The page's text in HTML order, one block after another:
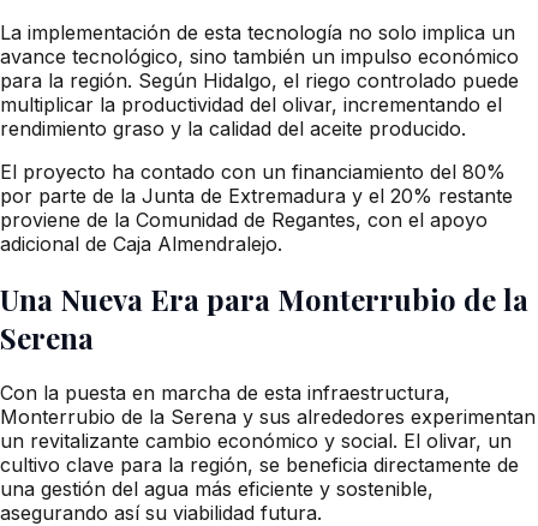
La implementación de esta tecnología no solo implica un
avance tecnológico, sino también un impulso económico
para la región. Según Hidalgo, el riego controlado puede
multiplicar la productividad del olivar, incrementando el
rendimiento graso y la calidad del aceite producido.
El proyecto ha contado con un financiamiento del 80%
por parte de la Junta de Extremadura y el 20% restante
proviene de la Comunidad de Regantes, con el apoyo
adicional de Caja Almendralejo.
Una Nueva Era para Monterrubio de la
Serena
Con la puesta en marcha de esta infraestructura,
Monterrubio de la Serena y sus alrededores experimentan
un revitalizante cambio económico y social. El olivar, un
cultivo clave para la región, se beneficia directamente de
una gestión del agua más eficiente y sostenible,
asegurando así su viabilidad futura.